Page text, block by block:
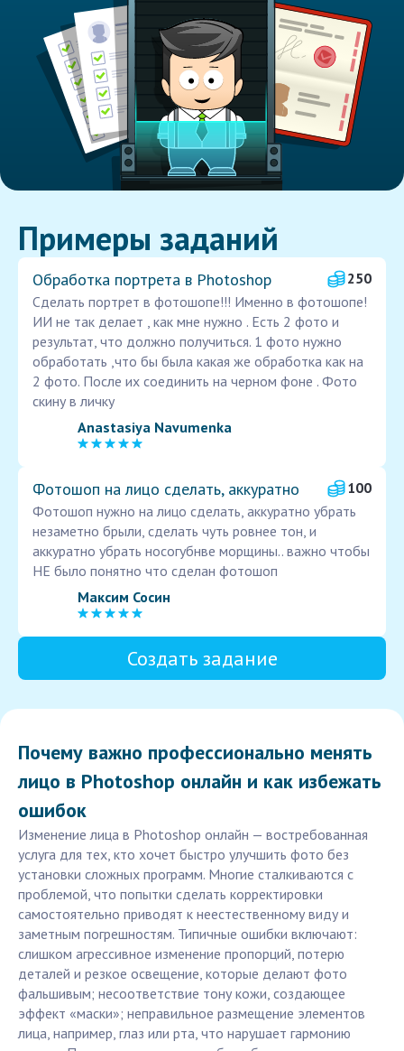
Примеры заданий
Обработка портрета в Photoshop
250
Сделать портрет в фотошопе!!! Именно в фотошопе!
ИИ не так делает , как мне нужно . Есть 2 фото и
результат, что должно получиться. 1 фото нужно
обработать ,что бы была какая же обработка как на
2 фото. После их соединить на черном фоне . Фото
скину в личку
Anastasiya Navumenka
Фотошоп на лицо сделать, аккуратно
100
Фотошоп нужно на лицо сделать, аккуратно убрать
незаметно брыли, сделать чуть ровнее тон, и
аккуратно убрать носогубнве морщины.. важно чтобы
НЕ было понятно что сделан фотошоп
Максим Сосин
Создать задание
Почему важно профессионально менять
лицо в Photoshop онлайн и как избежать
ошибок
Изменение лица в Photoshop онлайн — востребованная
услуга для тех, кто хочет быстро улучшить фото без
установки сложных программ. Многие сталкиваются с
проблемой, что попытки сделать корректировки
самостоятельно приводят к неестественному виду и
заметным погрешностям. Типичные ошибки включают:
слишком агрессивное изменение пропорций, потерю
деталей и резкое освещение, которые делают фото
фальшивым; несоответствие тону кожи, создающее
эффект «маски»; неправильное размещение элементов
лица, например, глаз или рта, что нарушает гармонию